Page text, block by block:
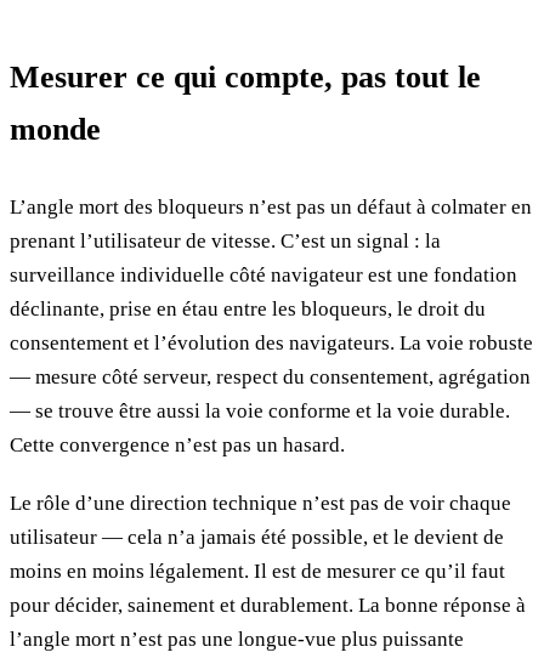
Mesurer ce qui compte, pas tout le
monde
L’angle mort des bloqueurs n’est pas un défaut à colmater en
prenant l’utilisateur de vitesse. C’est un signal : la
surveillance individuelle côté navigateur est une fondation
déclinante, prise en étau entre les bloqueurs, le droit du
consentement et l’évolution des navigateurs. La voie robuste
— mesure côté serveur, respect du consentement, agrégation
— se trouve être aussi la voie conforme et la voie durable.
Cette convergence n’est pas un hasard.
Le rôle d’une direction technique n’est pas de voir chaque
utilisateur — cela n’a jamais été possible, et le devient de
moins en moins légalement. Il est de mesurer ce qu’il faut
pour décider, sainement et durablement. La bonne réponse à
l’angle mort n’est pas une longue-vue plus puissante